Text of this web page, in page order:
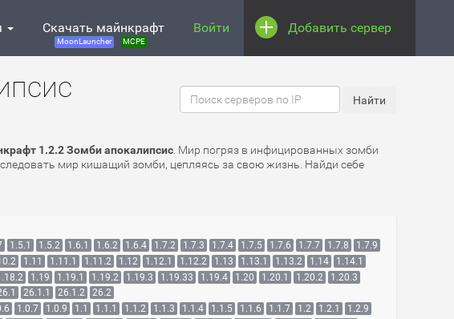
Скачать майнкрафт
MoonLauncher MCPE
Войти Добавить сервер
1.2.2 Зомби апокалипсис . Мир погряз в инфицированных зомби
мир кишащий зомби, цепляясь за свою жизнь. Найди себе
1.5.1 1.5.2 1.6.1 1.6.2 1.6.4 1.7.2 1.7.3 1.7.4 1.7.5 1.7.6 1.7.7 1.7.8
1.7.9
1.11 1.11.1 1.11.2 1.12 1.12.1 1.12.2 1.13 1.13.1 1.13.2 1.14
1.14.1
1.19 1.19.1 1.19.2 1.19.3 1.19.33 1.19.4 1.20 1.20.1 1.20.2
1.20.3
26.1.1 26.1.2 26.2
1.0.7 1.0.9 1.1 1.1.1 1.1.2 1.1.3 1.1.4 1.1.5 1.1.6 1.1.7 1.2 1.2.1
1.2.9